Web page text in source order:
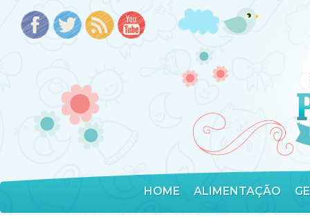
HOME ALIMENTAÇÃO